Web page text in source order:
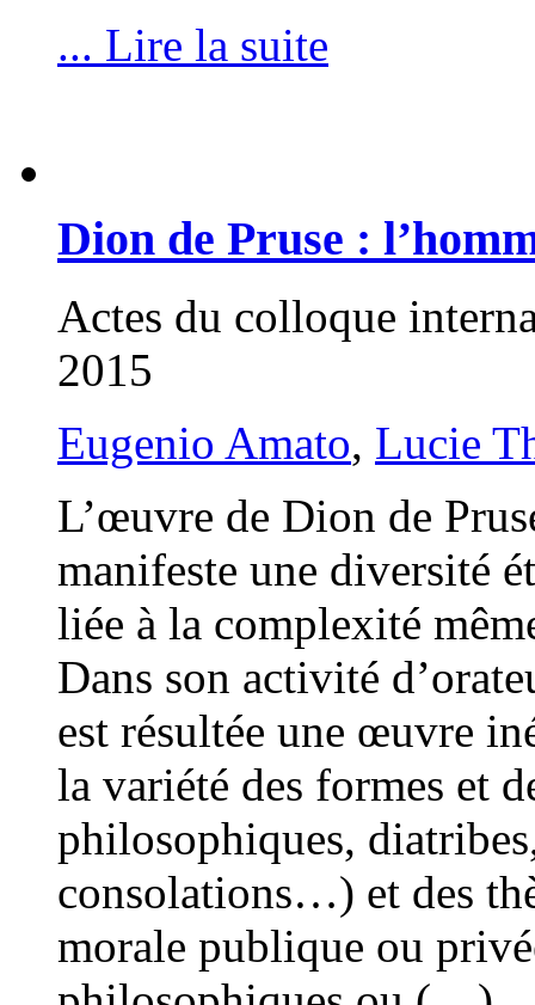
... Lire la suite
Dion de Pruse :
Actes du colloque
2015
Eugenio Amato, Lucie
L’œuvre de Dion de
manifeste une diversité
liée à la complexité
Dans son activité
est résultée une œuvre
la variété des formes et
philosophiques,
consolations…) et des
morale publique ou